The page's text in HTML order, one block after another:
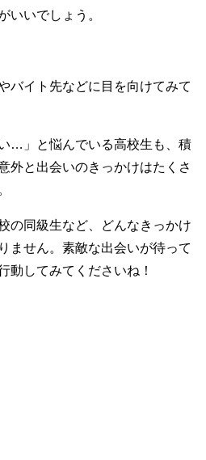
いいでしょう。
バイト先などに目を向けてみて
…」と悩んでいる高校生も、積
外と出会いのきっかけはたくさ
の同級生など、どんなきっかけ
ません。素敵な出会いが待って
動してみてくださいね！